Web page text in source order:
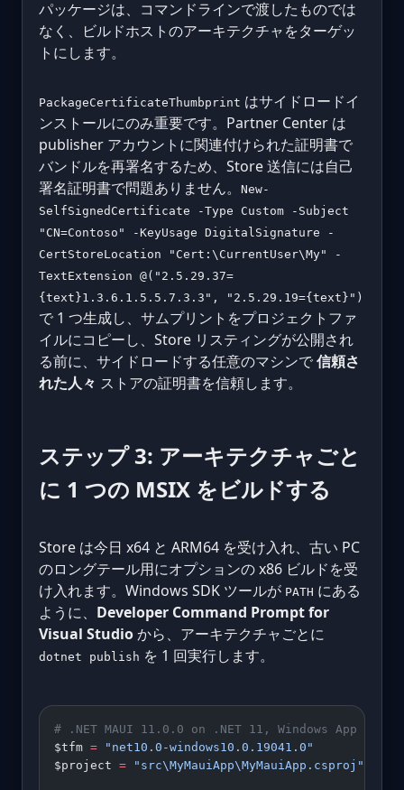
パッケージは、コマンドラインで渡したものでは
なく、ビルドホストのアーキテクチャをターゲッ
トにします。
PackageCertificateThumbprint はサイドロードイ
ンストールにのみ重要です。Partner Center は
publisher アカウントに関連付けられた証明書で
バンドルを再署名するため、Store 送信には自己
署名証明書で問題ありません。
New-
SelfSignedCertificate -Type Custom -Subject
"CN=Contoso" -KeyUsage DigitalSignature -
CertStoreLocation "Cert:\CurrentUser\My" -
TextExtension @("2.5.29.37=
{text}1.3.6.1.5.5.7.3.3", "2.5.29.19={text}")
で 1 つ生成し、サムプリントをプロジェクトファ
イルにコピーし、Store リスティングが公開され
る前に、サイドロードする任意のマシンで信頼さ
れた人々 ストアの証明書を信頼します。
ステップ 3: アーキテクチャごと
に 1 つの MSIX をビルドする
Store は今日 x64 と ARM64 を受け入れ、古い PC
のロングテール用にオプションの x86 ビルドを受
け入れます。Windows SDK ツールが PATH にある
ように、 Developer Command Prompt for
Visual Studioから、アーキテクチャごとに
dotnet publish を 1 回実行します。
# .NET MAUI 11.0.0 on .NET 11, Windows App SDK
$tfm = "net10.0-windows10.0.19041.0"
$project = "src\MyMauiApp\MyMauiApp.csproj"